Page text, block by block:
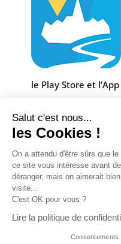
Salut c'est nous...
les Cookies !
On a attendu d'être sûrs que le
ce site vous intéresse avant
déranger, mais on aimerait
visite...
C'est OK pour vous ?
Lire la politique de
Consentements
le Play Store et
Conception Agence